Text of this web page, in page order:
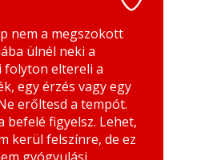
MÉRLEG
SKORPIÓ
NYILAS
BAK
nem a megszokott
ülnél neki a
folyton eltereli a
egy érzés vagy egy
erőltesd a tempót.
befelé figyelsz. Lehet,
kerül felszínre, de ez